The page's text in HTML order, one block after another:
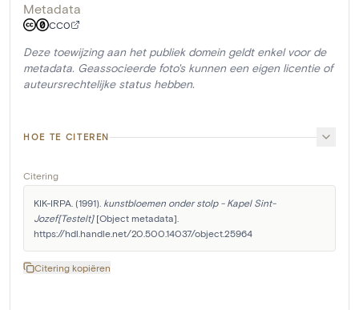
Metadata
CC0
Deze toewijzing aan het publiek domein geldt enkel voor de
metadata. Geassocieerde foto's kunnen een eigen licentie of
auteursrechtelijke status hebben.
HOE TE CITEREN
Citering
KIK-IRPA. (1991). kunstbloemen onder stolp - Kapel Sint-
Jozef[Testelt] [Object metadata].
https://hdl.handle.net/20.500.14037/object.25964
Citering kopiëren